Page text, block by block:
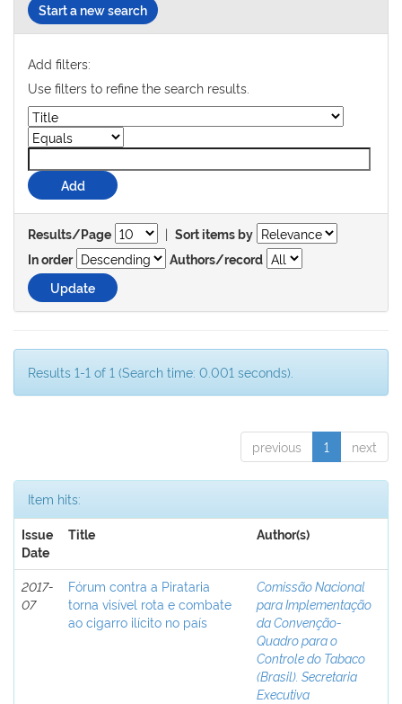
Start a new search
Add filters:
Use filters to refine the search results.
Results/Page | Sort items by
In order
Authors/record
Results 1-1 of 1 (Search time: 0.001 seconds).
previous 1 next
Item hits:
Issue
Date
Title Author(s)
2017-
07
Fórum contra a Pirataria
torna visível rota e combate
ao cigarro ilícito no país
Comissão Nacional
para Implementação
da Convenção-
Quadro para o
Controle do Tabaco
(Brasil). Secretaria
Executiva